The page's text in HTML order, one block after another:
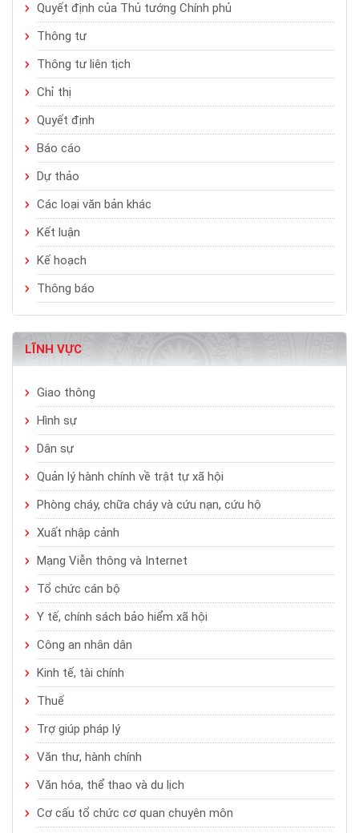
Quyết định của Thủ tướng Chính phủ
Thông tư
Thông tư liên tịch
Chỉ thị
Quyết định
Báo cáo
Dự thảo
Các loại văn bản khác
Kết luận
Kế hoạch
Thông báo
LĨNH VỰC
Giao thông
Hình sự
Dân sự
Quản lý hành chính về trật tự xã hội
Phòng cháy, chữa cháy và cứu nạn, cứu hộ
Xuất nhập cảnh
Mạng Viễn thông và Internet
Tổ chức cán bộ
Y tế, chính sách bảo hiểm xã hội
Công an nhân dân
Kinh tế, tài chính
Thuế
Trợ giúp pháp lý
Văn thư, hành chính
Văn hóa, thể thao và du lịch
Cơ cấu tổ chức cơ quan chuyên môn